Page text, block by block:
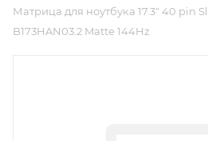
Матрица для ноутбука 17.3" 40 pin
B173HAN03.2 Matte 144Hz